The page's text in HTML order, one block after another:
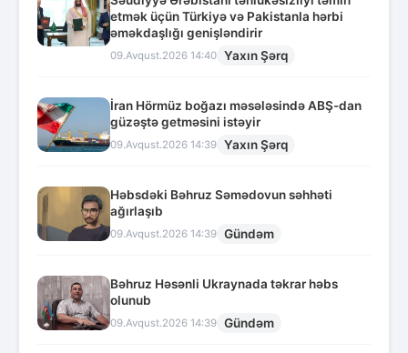
etmək üçün Türkiyə və Pakistanla hərbi
əməkdaşlığı genişləndirir
09.Avqust.2026 14:40 Yaxın Şərq
İran Hörmüz boğazı məsələsində ABŞ-dan
güzəştə getməsini istəyir
09.Avqust.2026 14:39 Yaxın Şərq
Həbsdəki Bəhruz Səmədovun səhhəti
ağırlaşıb
09.Avqust.2026 14:39 Gündəm
Bəhruz Həsənli Ukraynada təkrar həbs
olunub
09.Avqust.2026 14:39 Gündəm